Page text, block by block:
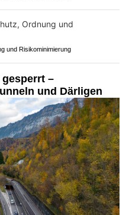
und Risikominimierung
gesperrt –
und Därligen